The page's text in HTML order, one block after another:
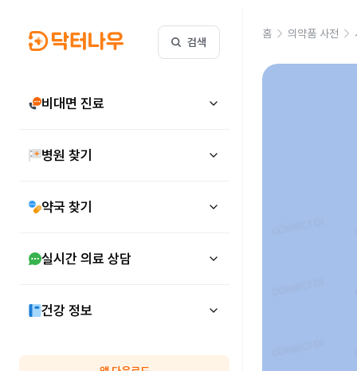
검색
비대면 진료
병원 찾기
약국 찾기
실시간 의료 상담
건강 정보
홈 의약품 사전